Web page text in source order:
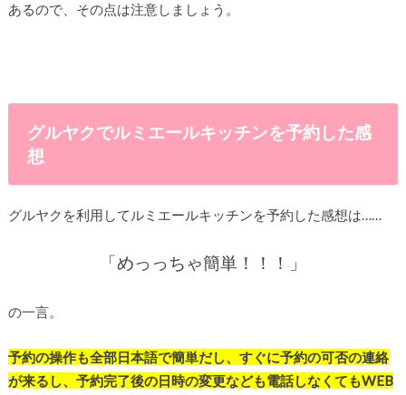
あるので、その点は注意しましょう。
グルヤクでルミエールキッチンを予約した感
想
グルヤクを利用してルミエールキッチンを予約した感想は……
「めっっちゃ簡単！！！」
の一言。
予約の操作も全部日本語で簡単だし、すぐに予約の可否の連絡
が来るし、予約完了後の日時の変更なども電話しなくてもWEB